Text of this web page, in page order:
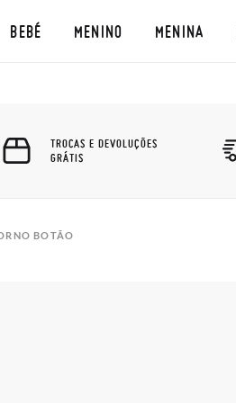
BEBÉ MENINO MENINA
TROCAS E DEVOLUÇÕES
GRÁTIS
BOTÃO